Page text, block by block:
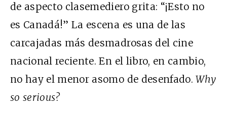
de aspecto clasemediero grita: “¡Esto no
es Canadá!” La escena es una de las
carcajadas más desmadrosas del cine
nacional reciente. En el libro, en cambio,
no hay el menor asomo de desenfado.Why
so serious?